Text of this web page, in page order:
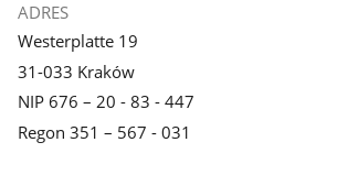
ADRES
Westerplatte 19
31-033 Kraków
NIP 676 – 20 - 83 - 447
Regon 351 – 567 - 031